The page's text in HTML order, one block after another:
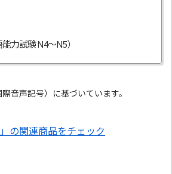
音声記号）に基づいています。
の関連商品をチェック